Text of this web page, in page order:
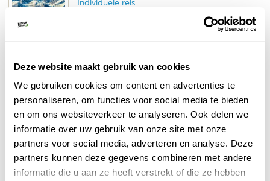
Deze website maakt gebruik van cookies
We gebruiken cookies om content en advertenties te
personaliseren, om functies voor social media te bieden
en om ons websiteverkeer te analyseren. Ook delen we
informatie over uw gebruik van onze site met onze
partners voor social media, adverteren en analyse. Deze
partners kunnen deze gegevens combineren met andere
informatie die u aan ze heeft verstrekt of die ze hebben
Individuele reis
Autorondreis langs de wildernis van Denali
National Park, Fairbanks 'Gateway to the Artic’,
BEKIJK
ANWB - Camper Rondreizen
Individuele reis
Individuele rondreizen in verschillende landen.
Incl. vluchten, camperhuur en excursies.
BEKIJK